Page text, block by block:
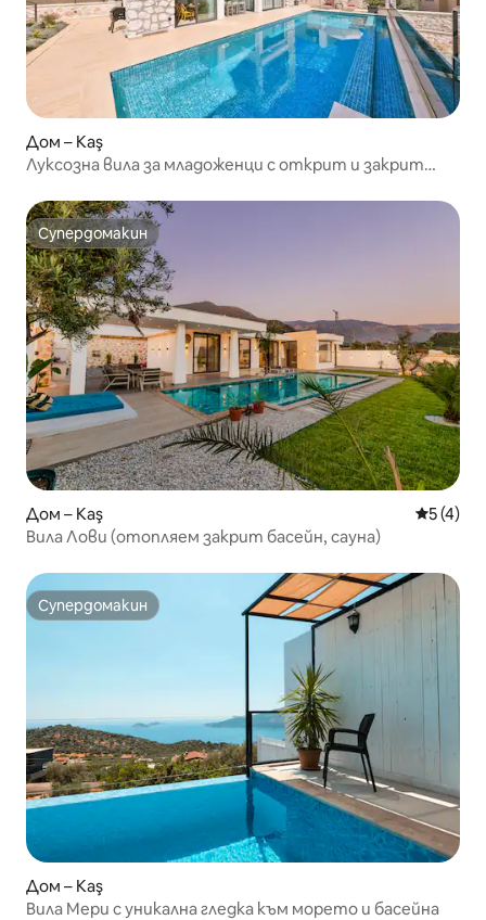
Дом – Kaş
Луксозна вила за младоженци с открит и закрит
Супердомакин
Супердомакин
Дом – Kaş Средна
5 (4)
Вила Лови (отопляем закрит басейн, сауна)
Супердомакин
Супердомакин
Дом – Kaş
Вила Мери с уникална гледка към морето и басейна